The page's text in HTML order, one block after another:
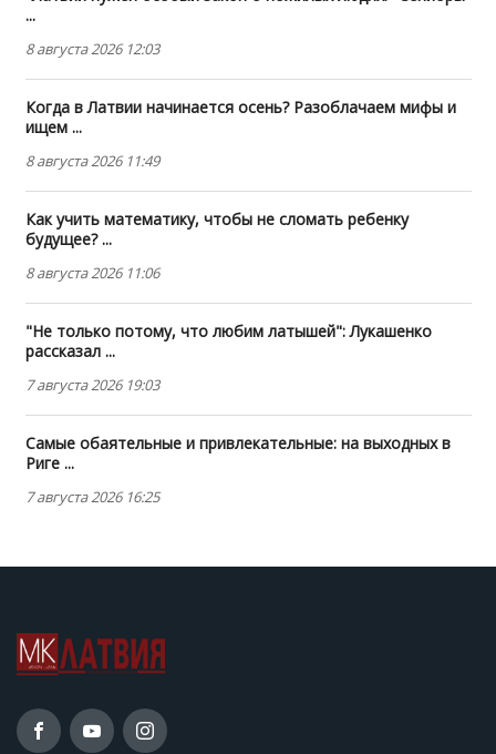
...
8 августа 2026 12:03
Когда в Латвии начинается осень? Разоблачаем мифы и
ищем ...
8 августа 2026 11:49
Как учить математику, чтобы не сломать ребенку
будущее? ...
8 августа 2026 11:06
"Не только потому, что любим латышей": Лукашенко
рассказал ...
7 августа 2026 19:03
Самые обаятельные и привлекательные: на выходных в
Риге ...
7 августа 2026 16:25